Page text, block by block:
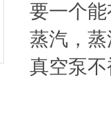
要一个
蒸汽，
真空泵